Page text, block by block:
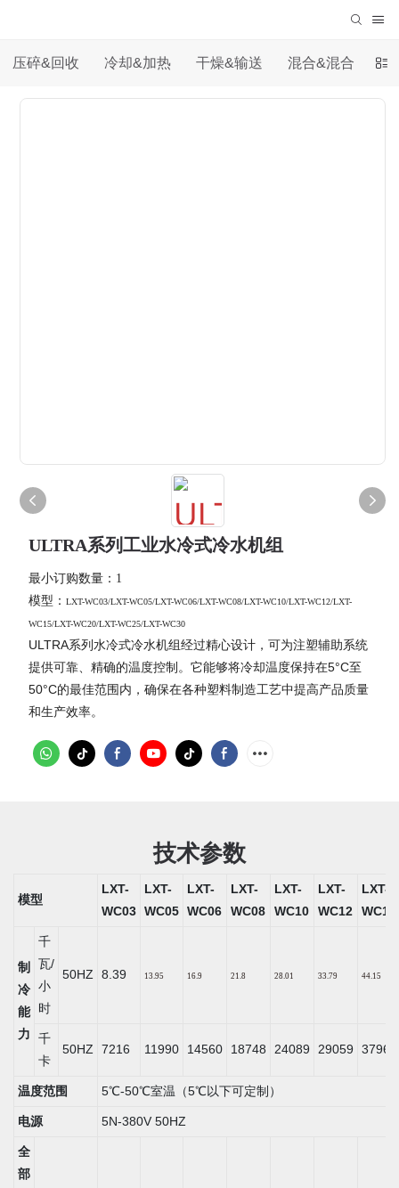
压碎&回收 冷却&加热 干燥&输送 混合&混合 自
ULTRA系列工业水冷式冷水机组
最小订购数量：1
模型 ： LXT-WC03/LXT-WC05/LXT-WC06/LXT-WC08/LXT-WC10/LXT-WC12/LXT-
WC15/LXT-WC20/LXT-WC25/LXT-WC30
ULTRA系列水冷式冷水机组经过精心设计，可为注塑辅助系统
提供可靠、精确的温度控制。它能够将冷却温度保持在5°C至
50°C的最佳范围内，确保在各种塑料制造工艺中提高产品质量
和生产效率。
技术参数
模型
LXT-
WC03
LXT-
WC05
LXT-
WC06
LXT-
WC08
LXT-
WC10
LXT-
WC12
LXT-
WC15
制
冷
能
力
千
瓦/
小
时
50HZ 8.39 13.95 16.9 21.8 28.01 33.79 44.15
千
卡
50HZ 7216 11990 14560 18748 24089 29059 37965
温度范围 5℃-50℃室温（5℃以下可定制）
电源 5N-380V 50HZ
全
部